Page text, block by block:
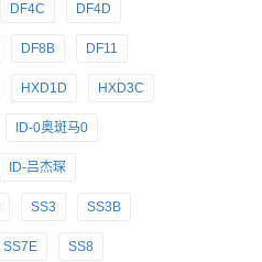
DF4C DF4D
DF8B DF11
HXD1D HXD3C
ID-0奥斑马0
ID-吕杰琛
SS3 SS3B
SS7E SS8